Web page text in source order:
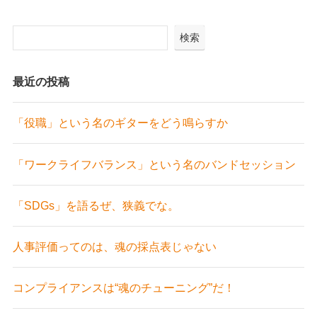
検索
最近の投稿
「役職」という名のギターをどう鳴らすか
「ワークライフバランス」という名のバンドセッション
「SDGs」を語るぜ、狭義でな。
人事評価ってのは、魂の採点表じゃない
コンプライアンスは“魂のチューニング”だ！